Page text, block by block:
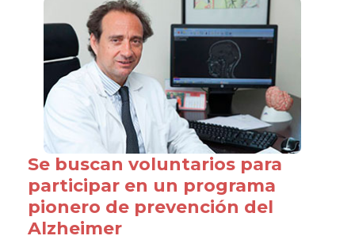
Se buscan voluntarios para
participar en un programa
pionero de prevención del
Alzheimer